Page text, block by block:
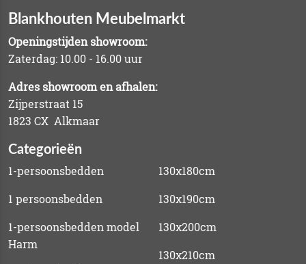
Blankhouten Meubelmarkt
Openingstijden showroom:
Zaterdag: 10.00 - 16.00 uur
Adres showroom en afhalen:
Zijperstraat 15
1823 CX Alkmaar
Categorieën
1-persoonsbedden
1 persoonsbedden
1-persoonsbedden model
Harm
130x180cm
130x190cm
130x200cm
130x210cm